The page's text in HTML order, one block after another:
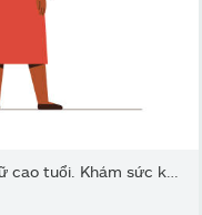
Bác sĩ tư vấn hoặc kiểm tra phụ nữ cao tuổi. Khám sức khỏe cho bện